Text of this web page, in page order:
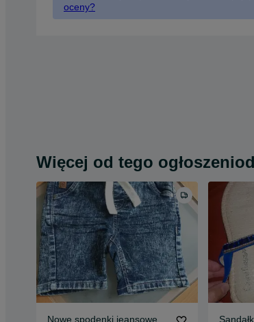
oceny?
Więcej od tego
Nowe spodenki jeansowe